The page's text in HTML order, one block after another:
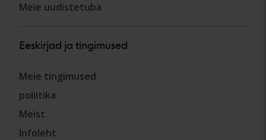
Meie uudistetuba
Eeskirjad ja tingimused
Meie tingimused
poliitika
Meist
Infoleht